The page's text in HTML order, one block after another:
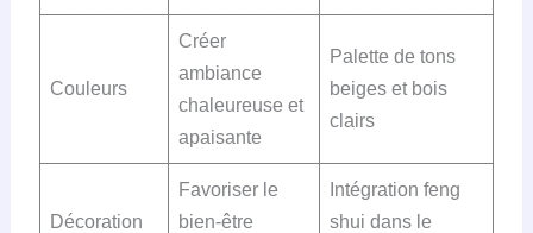
Couleurs
Créer
ambiance
chaleureuse et
apaisante
Palette de tons
beiges et bois
clairs
Décoration
Favoriser le
bien-être
Intégration feng
shui dans le